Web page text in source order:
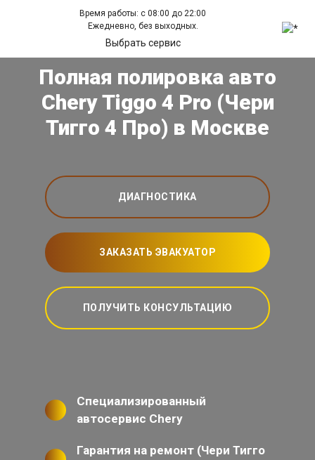
Время работы: с 08:00 до 22:00
Ежедневно, без выходных.
Выбрать сервис
Полная полировка авто
Chery Tiggo 4 Pro (Чери
Тигго 4 Про) в Москве
ДИАГНОСТИКА
ЗАКАЗАТЬ ЭВАКУАТОР
ПОЛУЧИТЬ КОНСУЛЬТАЦИЮ
Специализированный
автосервис Chery
Гарантия на ремонт (Чери Тигго